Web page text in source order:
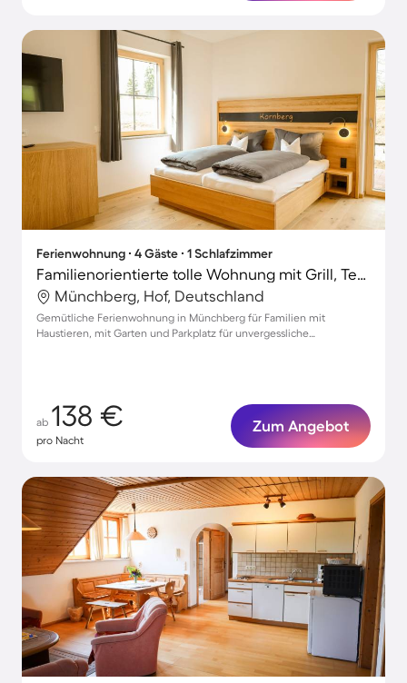
Ferienwohnung ∙ 4 Gäste ∙ 1 Schlafzimmer
Familienorientierte tolle Wohnung mit Grill, Terrasse und Garten | Haustierfreundlich
Münchberg, Hof, Deutschland
Gemütliche Ferienwohnung in Münchberg für Familien mit
Haustieren, mit Garten und Parkplatz für unvergessliche
ab 138 €
pro Nacht
Zum Angebot